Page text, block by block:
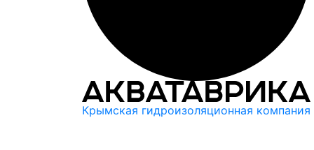
Крымская гидроизоляционная компания